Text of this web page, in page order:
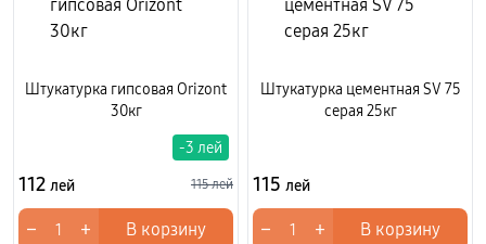
Штукатурка гипсовая Orizont
30кг
112 лей 115 лей
-3 лей
− + В корзину
Штукатурка цементная SV 75
серая 25кг
115 лей
− + В корзину